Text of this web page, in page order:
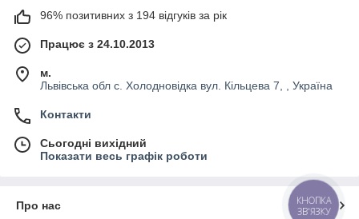
96% позитивних з 194 відгуків за рік
Працює з 24.10.2013
м.
Львівська обл с. Холодновідка вул. Кільцева 7, , Україна
Контакти
Сьогодні вихідний
Показати весь графік роботи
Про нас
КНОПКА
ЗВ'ЯЗКУ